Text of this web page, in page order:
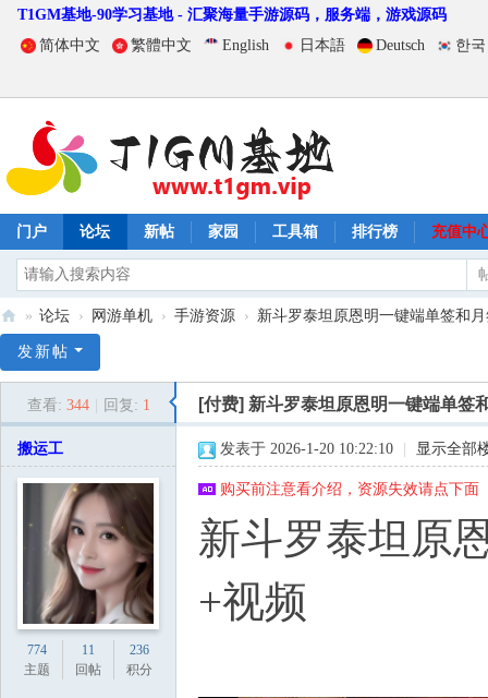
T1GM基地-90学习基地 - 汇聚海量手游源码，服务端，游戏源码
简体中文
繁體中文 English 日本語 Deutsch 한
门户 论坛 新帖 家园 工具箱 排行榜 充值中
1
» 论坛 › 网游单机 › 手游资源 › 新斗罗泰坦原恩明一键端单签和
发新帖
查看: 344 回复: 1 [付费] 新斗罗泰坦原恩明一键端单签
搬运工
774
主题
11
回帖
236
积分
发表于 2026-1-20 10:22:10 显示全部
购买前注意看介绍，资源失效请点下
新斗罗泰坦原
+视频